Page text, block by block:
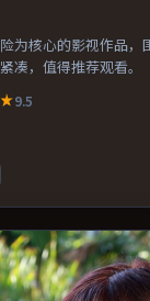
为核心的影视作品，
凑，值得推荐观看。
9.5